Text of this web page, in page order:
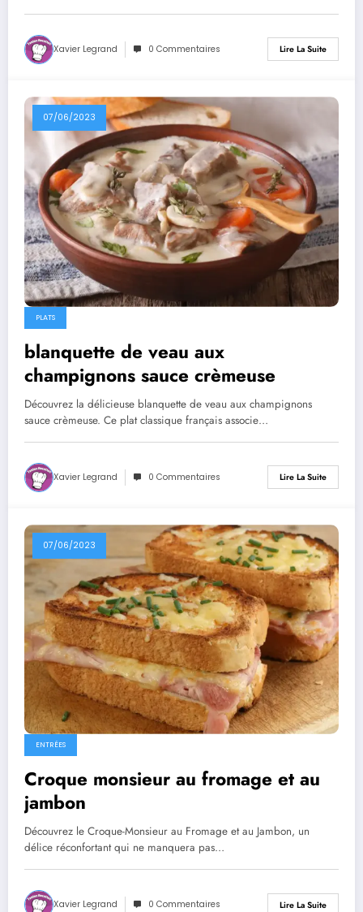
Xavier Legrand 0 Commentaires Lire La Suite
07/06/2023
PLATS
blanquette de veau aux
champignons sauce crèmeuse
Découvrez la délicieuse blanquette de veau aux champignons
sauce crèmeuse. Ce plat classique français associe…
Xavier Legrand 0 Commentaires Lire La Suite
07/06/2023
ENTRÉES
Croque monsieur au fromage et au
jambon
Découvrez le Croque-Monsieur au Fromage et au Jambon, un
délice réconfortant qui ne manquera pas…
Xavier Legrand 0 Commentaires Lire La Suite